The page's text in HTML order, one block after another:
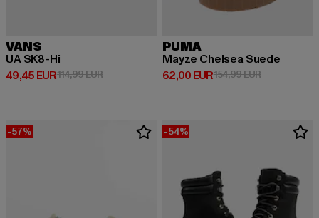
VANS
UA SK8-Hi
49,45 EUR
Derzeitiger Preis: 49,45 EUR
114,99 EURAktionspreis: 114,99 EUR
PUMA
Mayze Chelsea Suede
62,00 EUR
Derzeitiger Preis: 62,00 EUR
154,99 EURAktionspreis:
-57% -54%